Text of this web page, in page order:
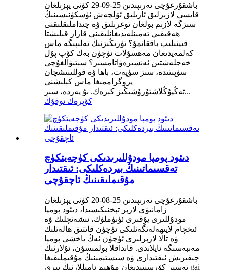
باشقۇرغۇچى تەرىپىدىن 25-09-29 كۈنى يېزىلغان
قايسى لازېرلىق ئارىلىق ئۆلچەش ئۈسكۈنىسىنىڭ
سىزگە لازىم بولغان توغرىلىق ۋە چىداملىقلىقنى
ھەقىقىي تەمىنلەيدىغانلىقىنى قارار قىلىشتا
قىينىلىپ باققانمۇ؟ تۈرىڭىزنىڭ تەلىپىگە ماس
كەلمەيدىغان مەھسۇلات ئۈچۈن بەك كۆپ پۇل
خەجلەشتىن ئەنسىرەۋاتامسىز؟ سېتىۋالغۇچى
سۈپىتىدە، سىز سۈپەت، باھا ۋە قوللىنىشچان
پروگراممىغا ماس كېلىشنى
تەڭپۇڭلاشتۇرۇشىڭىز كېرەك. بۇ يەردە، سىز...
كۆپرەك ئوقۇڭ
دىئود پومپا مودۇللىرىدىكى كۈچەيتكۈچ
تەقسىماتىنىڭ بىردەكلىكى: ئىقتىدار
مۇقىملىقىنىڭ ئاچقۇچى
باشقۇرغۇچى تەرىپىدىن 25-08-20 كۈنى يېزىلغان
زامانىۋى لازېر تېخنىكىسىدا، دىئود پومپا
مودۇللىرى يۇقىرى ئۈنۈملۈك، ئىشەنچلىك ۋە
ئىخچام لايىھەلەنگەنلىكى ئۈچۈن قاتتىق ھالەتلىك
ۋە تالا لازېرلىرى ئۈچۈن ئەڭ ياخشى پومپا
مەنبەسىگە ئايلاندى. قانداقلا بولمىسۇن، ئۇلارنىڭ
چىقىرىش ئىقتىدارى ۋە سىستېمىنىڭ مۇقىملىقىغا
تەسىر كۆرسىتىدىغان مۇھىم ئامىللارنىڭ بىرى gai